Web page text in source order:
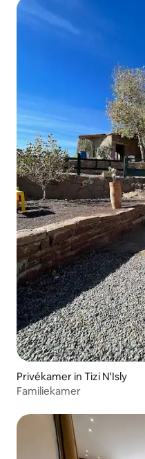
Privékamer in Tizi N'Isly
Familiekamer